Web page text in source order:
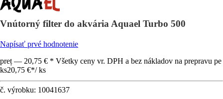
Vnútorný filter do akvária Aquael Turbo 500
Napísať prvé hodnotenie
preț — 20,75 € * Všetky ceny vr. DPH a bez nákladov na prepravu pe
ks20,75 €*/ ks
č. výrobku: 10041637